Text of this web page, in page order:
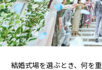
結婚式場を選ぶとき、何を